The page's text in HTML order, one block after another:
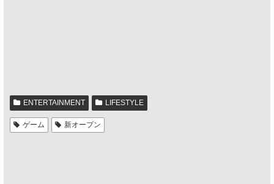
ENTERTAINMENT LIFESTYLE
ゲーム 新オープン